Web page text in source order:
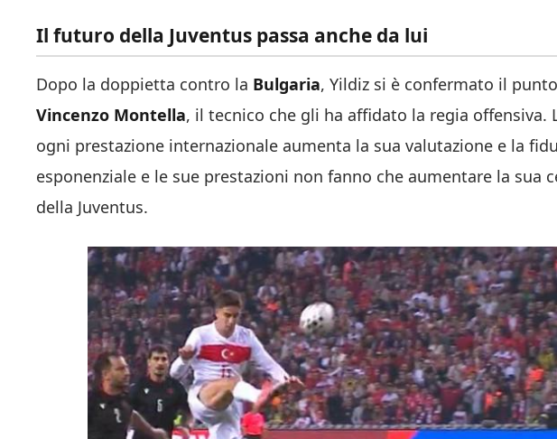
Il futuro della Juventus passa anche da lui
Dopo la doppietta contro la Bulgaria, Yildiz si è confermato il
Vincenzo Montella, il tecnico che gli ha affidato la regia offensiva.
ogni prestazione internazionale aumenta la sua valutazione e la
esponenziale e le sue prestazioni non fanno che aumentare la sua
della Juventus.